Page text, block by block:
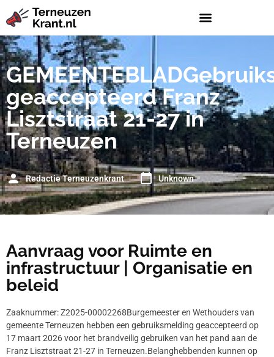
geaccepteerd Franz
Lisztstraat 21-27 in
Terneuzen
Redactie Terneuzenkrant Unknown
Aanvraag voor Ruimte en
infrastructuur | Organisatie en
beleid
Zaaknummer: Z2025-00002268Burgemeester en Wethouders van
gemeente Terneuzen hebben een gebruiksmelding geaccepteerd op
17 maart 2026 voor het brandveilig gebruiken van het pand aan de
Franz Lisztstraat 21-27 in Terneuzen.Belanghebbenden kunnen op